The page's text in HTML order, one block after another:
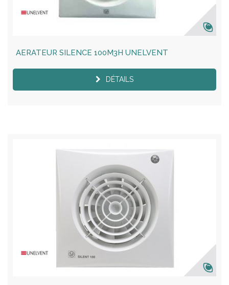
AERATEUR SILENCE 100M3H UNELVENT
DÉTAILS